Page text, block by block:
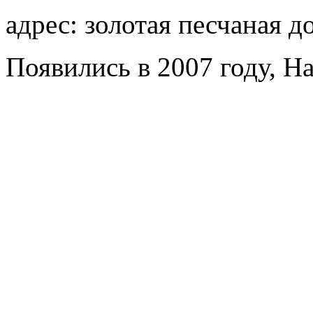
адрес: золотая песчаная
Появились в 2007 году,